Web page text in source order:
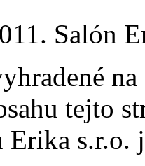
Salón
tejto
Erika s.r.o.